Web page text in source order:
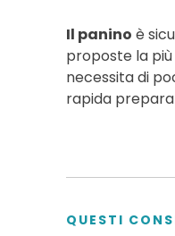
Il panino è
proposte la
necessita di
rapida
QUESTI